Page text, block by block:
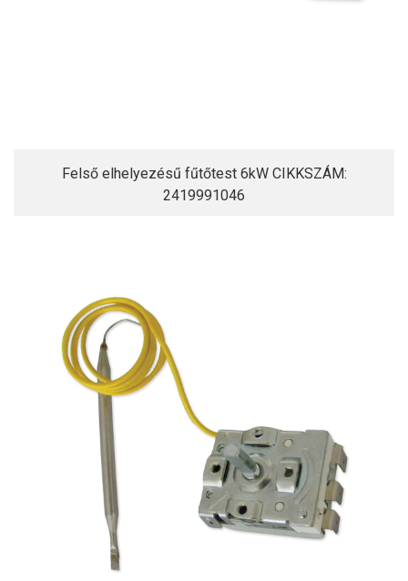
Felső elhelyezésű fűtőtest 6kW CIKKSZÁM:
2419991046